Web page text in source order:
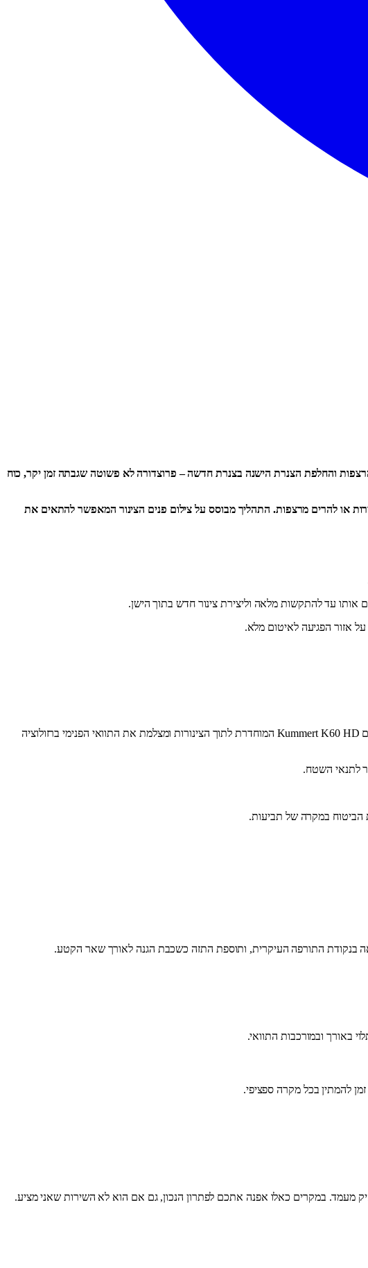
והחלפת הצנרת הישנה בצנרת חדשה – פרוצדורה לא פשוטה שגבתה זמן יקר, כוח
או להרים מרצפות. התהליך מבוסס על צילום פנים הצינור המאפשר להתאים את
אותו עד להתקשות מלאה וליצירת צינור חדש בתוך הישן.
אזור הפגיעה לאיטום מלא.
השלב המקדים לכל עבודת חידוש מחייב אבחון ויזואלי ומדויק של מצב התשתית. הבדיקה מבוצעת בעזרת מצלמת סיב אופטי מתקדמת מדגם Kummert K60 HD המוחדרת לתוך הצינורות ומצלמת את התוואי הפנימי ברזולוציה
לתנאי השטח.
הביטוח במקרה של תביעות.
בנקודת התורפה העיקרית, ותוספת התזה כשכבת הגנה לאורך שאר הקטע.
להמתין בכל מקרה ספציפי.
מעמד. במקרים כאלו אפנה אתכם לפתרון הנכון, גם אם הוא לא השירות שאני מציע.